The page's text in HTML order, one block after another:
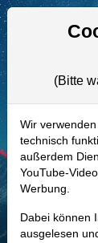
Realtime-
-
-
(Bitte
Wir
technisch
außerdem
YouTube-
Werbung.
Dabei können
ausgelesen